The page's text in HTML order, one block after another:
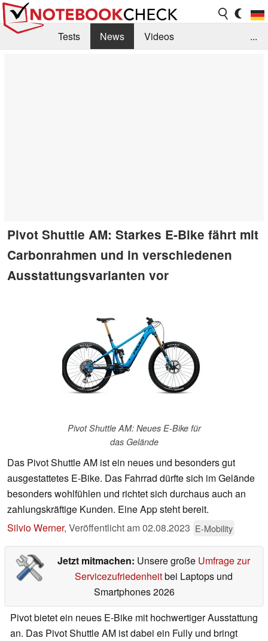
Tests News
Videos
...
Pivot Shuttle AM: Starkes E-Bike fährt mit
Carbonrahmen und in verschiedenen
Ausstattungsvarianten vor
Pivot Shuttle AM: Neues E-Bike für
das Gelände
Das Pivot Shuttle AM ist ein neues und besonders gut
ausgestattetes E-Bike. Das Fahrrad dürfte sich im Gelände
besonders wohlfühlen und richtet sich durchaus auch an
zahlungskräftige Kunden. Eine App steht bereit.
Silvio Werner, Veröffentlicht am02.08.2023 E-Mobility
Jetzt mitmachen: Unsere große Umfrage zur
Servicezufriedenheitbei Laptops und
Smartphones 2026
Pivot bietet ein neues E-Bike mit hochwertiger Ausstattung
an. Das Pivot Shuttle AM ist dabei ein Fully und bringt